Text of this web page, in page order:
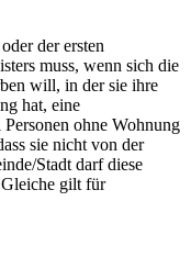
der ersten
muss, wenn sich die
will, in der sie ihre
hat, eine
ohne Wohnung
sie nicht von der
Stadt darf diese
gilt für